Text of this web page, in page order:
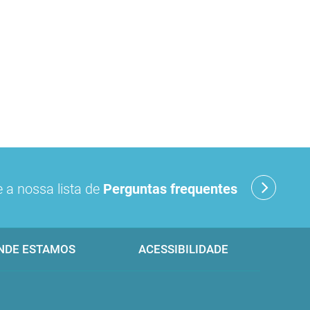
a nossa lista de Perguntas frequentes
ESTAMOS ACESSIBILIDADE